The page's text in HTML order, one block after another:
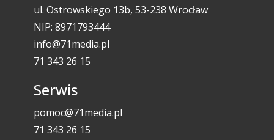
ul. Ostrowskiego 13b, 53-238 Wrocław
NIP: 8971793444
info@71media.pl
71 343 26 15
Serwis
pomoc@71media.pl
71 343 26 15